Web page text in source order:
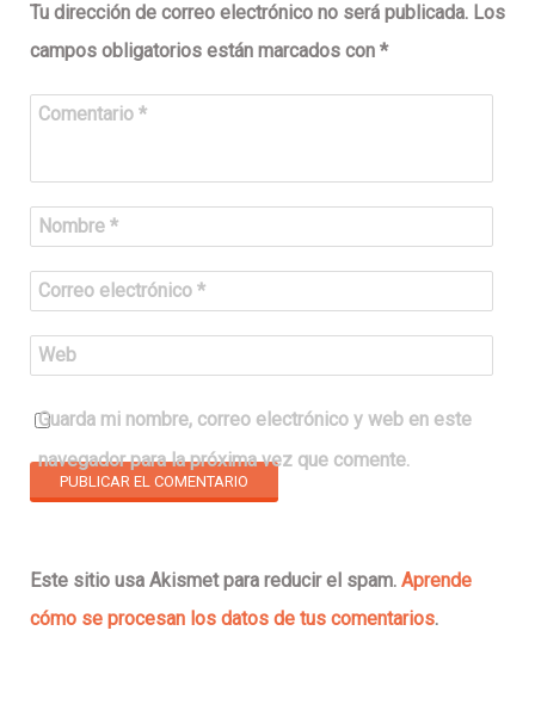
Tu dirección de correo electrónico no será publicada. Los
campos obligatorios están marcados con *
Comentario *
Nombre *
Correo electrónico *
Web
Guarda mi nombre, correo electrónico y web en este
navegador para la próxima vez que comente.
Este sitio usa Akismet para reducir el spam. Aprende
cómo se procesan los datos de tus comentarios.